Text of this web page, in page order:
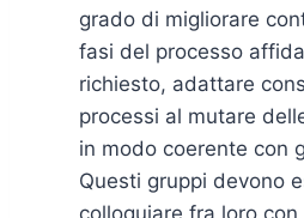
grado di migliorare
fasi del processo
richiesto, adattare
processi al mutare
in modo coerente con
Questi gruppi devono
colloquiare fra loro